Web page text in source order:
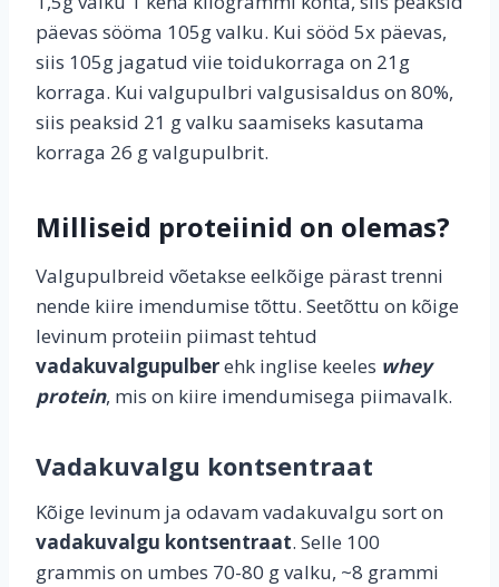
päevas sööma 105g valku. Kui sööd 5x päevas,
siis 105g jagatud viie toidukorraga on 21g
korraga. Kui valgupulbri valgusisaldus on 80%,
siis peaksid 21 g valku saamiseks kasutama
korraga 26 g valgupulbrit.
Milliseid proteiinid on olemas?
Valgupulbreid võetakse eelkõige pärast trenni
nende kiire imendumise tõttu. Seetõttu on kõige
levinum proteiin piimast tehtud
vadakuvalgupulberehk inglise keeles whey
protein, mis on kiire imendumisega piimavalk.
Vadakuvalgu kontsentraat
Kõige levinum ja odavam vadakuvalgu sort on
vadakuvalgu kontsentraat. Selle 100
grammis on umbes 70-80 g valku, ~8 grammi